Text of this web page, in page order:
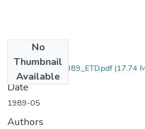
No
Thumbnail
Available
ማስተዋል_ውበቱ_1989_ETD.pdf(17.74
Date
1989-05
Authors